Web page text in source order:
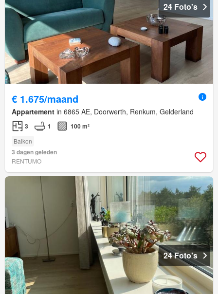
24 Foto's
€ 1.675/maand
Appartement in 6865 AE, Doorwerth, Renkum, Gelderland
3 1 100 m²
Balkon
3 dagen geleden
RENTUMO
24 Foto's